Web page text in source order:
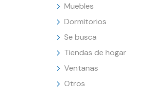
Muebles
Dormitorios
Se busca
Tiendas de hogar
Ventanas
Otros